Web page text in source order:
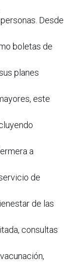
Desde
boletas de
planes
este
a
de
de las
consultas